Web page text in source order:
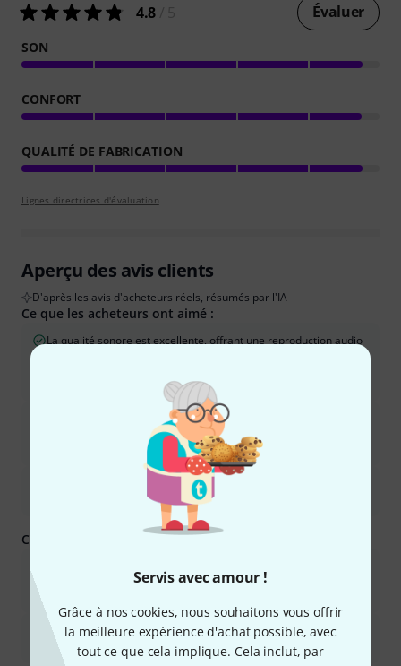
Servis avec amour !
Grâce à nos cookies, nous souhaitons vous offrir
la meilleure expérience d'achat possible, avec
tout ce que cela implique. Cela inclut, par
4.8 Évaluer
SON
CONFORT
QUALITÉ DE FABRICATION
Lignes directrices d'évaluation
Aperçu des avis clients
D'après les avis d'acheteurs réels, résumés par l'IA
Ce que les acheteurs ont aimé :
La qualité sonore est excellente, offrant une reproduction audio
Ils offrent un confort exceptionnel, même lors de longues
sessions, grâce à leur conception et à leurs coussinets
La qualité de fabrication est robuste et durable, ce qui laisse
présager une longue durée de vie pour les écouteurs.
Ce que vous devez savoir d'autre :
lorsqu&#39;elle est connectée directement à des smartphones
Certains utilisateurs ont trouvé les hautes fréquences un peu
trop brillantes, et le câble n&#39;est pas détachable.